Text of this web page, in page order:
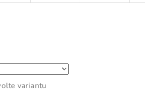
variantu